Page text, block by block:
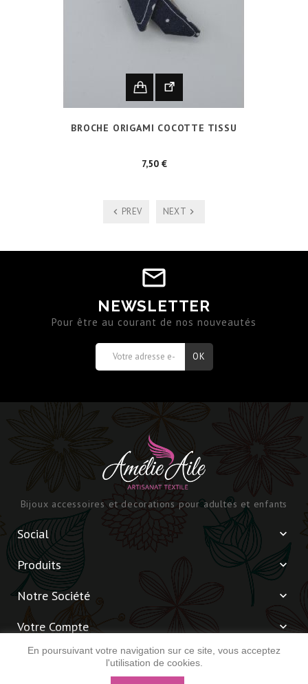
BROCHE ORIGAMI COCOTTE TISSU
7,50 €Prix
PREV NEXT
NEWSLETTER
Pour être au courant de nos nouveautés
Bijoux accessoires et decorations pour adultes et enfants
Social 
Produits 
Notre Société 
Votre Compte 
Informations 
En poursuivant votre navigation sur ce site, vous acceptez
l'utilisation de cookies.